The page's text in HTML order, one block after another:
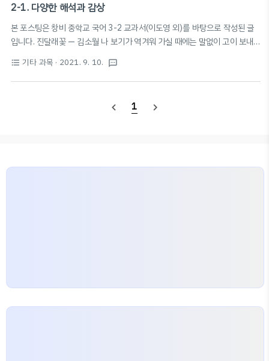
2-1. 다양한 해석과 감상
본 포스팅은 창비 중학교 국어 3-2 교과서(이도영 외)를 바탕으로 작성된 글
입니다. 진달래꽃 — 김소월 나 보기가 역겨워 가실 때에는 말없이 고이 보내
음 걸음 놓인 그 꽃을 사뿐히 즈려 밟고 가시옵소서 나 보기가 역겨워 가실 때
에는 죽어도 아니 눈물 흘리오리다 김소월 시인의 Keyword #향토적 #여성
운_말투 #나긋나긋 📚 '진달래꽃'의 의미 · 영변 약산에 핀 아름다운 꽃 · 화
format_list_bulleted 기타 과목 · 2021. 9. 10. textsms
navigate_before 1 navigate_next